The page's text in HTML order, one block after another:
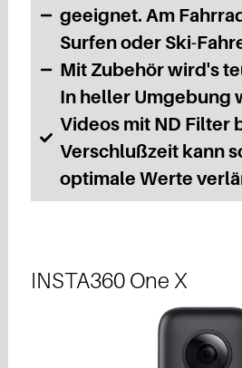
geeignet. Am
Surfen oder Ski-
Mit Zubehör wird's
In heller Umgebung
Videos mit ND Filter
Verschlußzeit kann
optimale Werte
INSTA360 One X​